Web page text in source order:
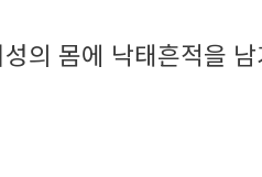
성의 몸에 낙태흔적을